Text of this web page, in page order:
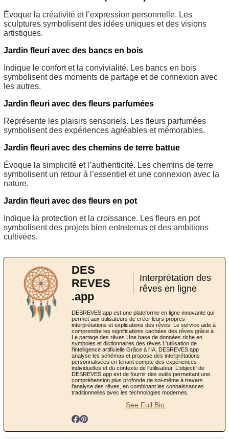
Évoque la créativité et l’expression personnelle. Les
sculptures symbolisent des idées uniques et des visions
artistiques.
Jardin fleuri avec des bancs en bois
Indique le confort et la convivialité. Les bancs en bois
symbolisent des moments de partage et de connexion avec
les autres.
Jardin fleuri avec des fleurs parfumées
Représente les plaisirs sensoriels. Les fleurs parfumées
symbolisent des expériences agréables et mémorables.
Jardin fleuri avec des chemins de terre battue
Évoque la simplicité et l’authenticité. Les chemins de terre
symbolisent un retour à l’essentiel et une connexion avec la
nature.
Jardin fleuri avec des fleurs en pot
Indique la protection et la croissance. Les fleurs en pot
symbolisent des projets bien entretenus et des ambitions
cultivées.
DES
REVES
.app
Interprétation des
rêves en ligne
DESREVES.app est une plateforme en ligne innovante qui
permet aux utilisateurs de créer leurs propres
interprétations et explications des rêves. Le service aide à
comprendre les significations cachées des rêves grâce à :
Le partage des rêves Une base de données riche en
symboles et dictionnaires des rêves L'utilisation de
l'intelligence artificielle Grâce à l'IA, DESREVES.app
analyse les schémas et propose des interprétations
personnalisées en tenant compte des expériences
individuelles et du contexte de l'utilisateur. L'objectif de
DESREVES.app est de fournir des outils permettant une
compréhension plus profonde de soi-même à travers
l'analyse des rêves, en combinant les connaissances
traditionnelles avec les technologies modernes.
See Full Bio